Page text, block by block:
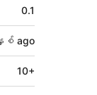
0.1
စ် ago
10+